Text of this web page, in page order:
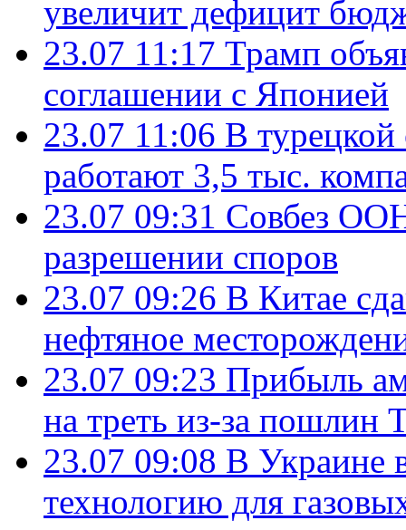
увеличит дефицит
23.07 11:17 Трамп
соглашении с Японией
23.07 11:06 В
работают 3,5 тыс.
23.07 09:31 Совбез
разрешении споров
23.07 09:26 В Китае
нефтяное
23.07 09:23 Прибыль
на треть из-за пошлин
23.07 09:08 В Украине
технологию для